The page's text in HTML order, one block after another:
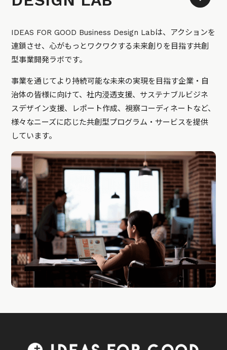
IDEAS FOR GOOD Business Design Labは、アクションを
連鎖させ、心がもっとワクワクする未来創りを目指す共創
型事業開発ラボです。
事業を通じてより持続可能な未来の実現を目指す企業・自
治体の皆様に向けて、社内浸透支援、サステナブルビジネ
スデザイン支援、レポート作成、視察コーディネートなど、
様々なニーズに応じた共創型プログラム・サービスを提供
しています。